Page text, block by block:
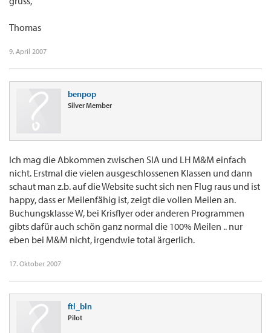
Thomas
9. April 2007
benpop
Silver Member
Ich mag die Abkommen zwischen SIA und LH M&M einfach
nicht. Erstmal die vielen ausgeschlossenen Klassen und dann
schaut man z.b. auf die Website sucht sich nen Flug raus und ist
happy, dass er Meilenfähig ist, zeigt die vollen Meilen an.
Buchungsklasse W, bei Krisflyer oder anderen Programmen
gibts dafür auch schön ganz normal die 100% Meilen .. nur
eben bei M&M nicht, irgendwie total ärgerlich.
17. Oktober 2007
ftl_bln
Pilot